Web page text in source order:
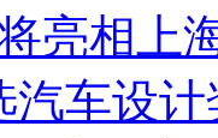
亮相上
汽车设